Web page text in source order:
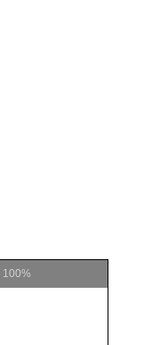
100%